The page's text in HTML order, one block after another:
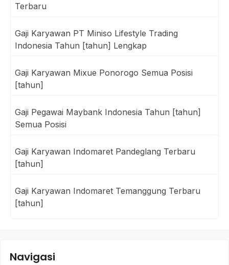
Terbaru
Gaji Karyawan PT Miniso Lifestyle Trading
Indonesia Tahun [tahun] Lengkap
Gaji Karyawan Mixue Ponorogo Semua Posisi
[tahun]
Gaji Pegawai Maybank Indonesia Tahun [tahun]
Semua Posisi
Gaji Karyawan Indomaret Pandeglang Terbaru
[tahun]
Gaji Karyawan Indomaret Temanggung Terbaru
[tahun]
Navigasi